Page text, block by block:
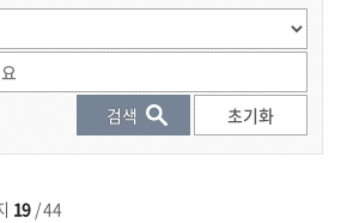
19 / 44